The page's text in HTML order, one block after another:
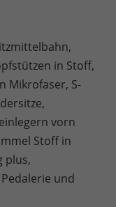
in Stoff,
Mikrofaser, S-
vorn
Stoff in
plus,
und